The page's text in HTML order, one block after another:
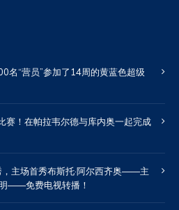
名“营员”参加了14周的黄蓝色超级
赛！在帕拉韦尔德与库内奥一起完成
主场首秀布斯托·阿尔西齐奥——主
——免费电视转播！